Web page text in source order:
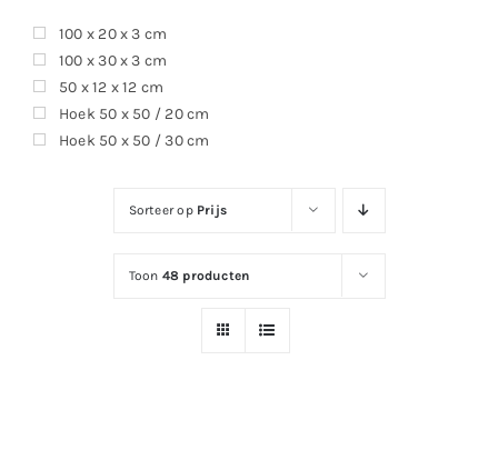
Sorteer op Prijs
Toon 48 producten
100 x 20 x 3 cm
100 x 30 x 3 cm
50 x 12 x 12 cm
Hoek 50 x 50 / 20 cm
Hoek 50 x 50 / 30 cm